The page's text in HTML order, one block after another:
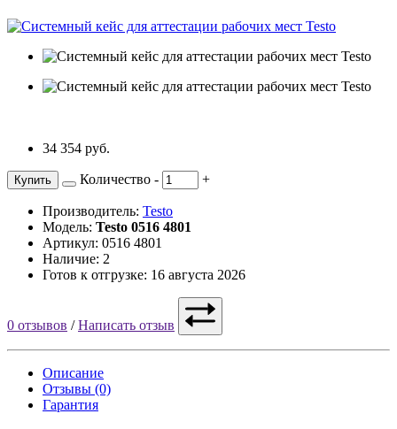
34 354 руб.
Купить Количество - +
Производитель: Testo
Модель: Testo 0516 4801
Артикул: 0516 4801
Наличие: 2
Готов к отгрузке: 16 августа 2026
0 отзывов /Написать отзыв
Описание
Отзывы (0)
Гарантия